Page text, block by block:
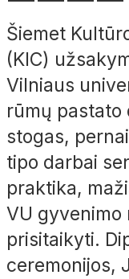
Šiemet
(KIC)
Vilniaus
rūmų pastato
stogas,
tipo darbai
praktika,
VU gyvenimo
prisitaikyti.
ceremonijos,